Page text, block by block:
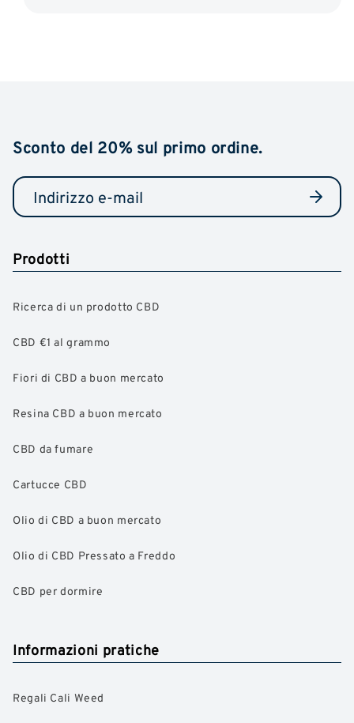
Sconto del 20% sul primo ordine.
Prodotti
Ricerca di un prodotto CBD
CBD €1 al grammo
Fiori di CBD a buon mercato
Resina CBD a buon mercato
CBD da fumare
Cartucce CBD
Olio di CBD a buon mercato
Olio di CBD Pressato a Freddo
CBD per dormire
Informazioni pratiche
Regali Cali Weed